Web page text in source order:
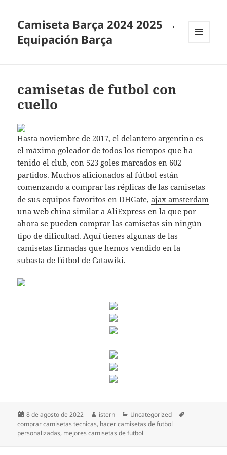
Camiseta Barça 2024 2025 →
Equipación Barça
camisetas de futbol con
cuello
Hasta noviembre de 2017, el delantero argentino es
el máximo goleador de todos los tiempos que ha
tenido el club, con 523 goles marcados en 602
partidos. Muchos aficionados al fútbol están
comenzando a comprar las réplicas de las camisetas
de sus equipos favoritos en DHGate,ajax amsterdam
una web china similar a AliExpress en la que por
ahora se pueden comprar las camisetas sin ningún
tipo de dificultad. Aquí tienes algunas de las
camisetas firmadas que hemos vendido en la
subasta de fútbol de Catawiki.
Publicado
el
8 de agosto de 2022 Autor
istern Categorías
Uncategorized
comprar camisetas tecnicas, hacer camisetas de futbol
personalizadas, mejores camisetas de futbol